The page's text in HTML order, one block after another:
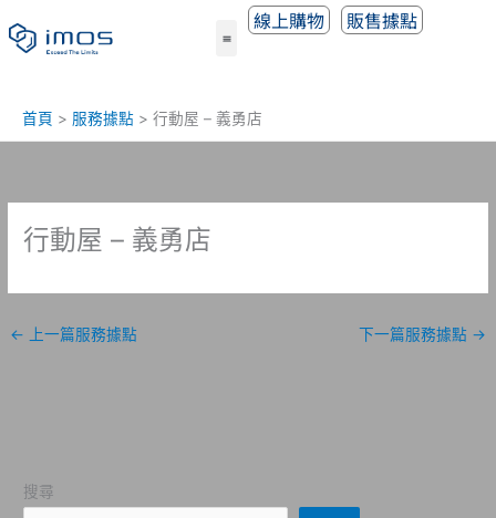
至
線上購物 販售據點
首頁 服務據點 行動屋 – 義勇店
行動屋 – 義勇店
← 上一篇服務據點 下一篇服務據點 →
搜尋